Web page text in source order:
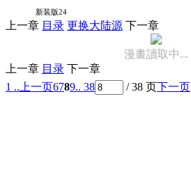
新装版24
上一章 目录 更换大陆源 下一章
漫畫讀取中...
上一章 目录 下一章
1 .. 上一页6789.. 38 / 38 页下一页